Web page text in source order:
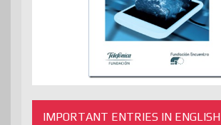
IMPORTANT ENTRIES IN ENGLISH